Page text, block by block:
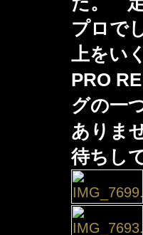
プロで
上をい
PRO
グの一
ありま
待ちし